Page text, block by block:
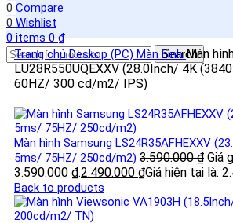
0 Compare
0 Wishlist
0items 0₫
Search
Trang chủDeskop (PC) Màn hìnhMàn
LU28R550UQEXXV (28.0Inch/ 4K
60HZ/ 300 cd/m2/ IPS)
Màn hình Samsung LS24R35AFHEXXV
5ms/ 75HZ/ 250cd/m2) 3.590.000₫ Giá
3.590.000 ₫.2.490.000 ₫Giá hiện tại là:
Back to products